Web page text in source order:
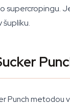
supercropingu.
šuplíku.
Punch metodou